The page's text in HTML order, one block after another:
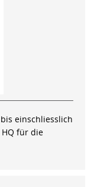
einschliesslich
für die